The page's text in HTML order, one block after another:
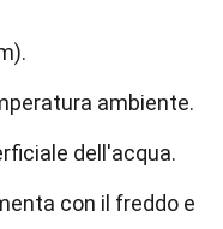
ambiente.
dell'acqua.
con il freddo e